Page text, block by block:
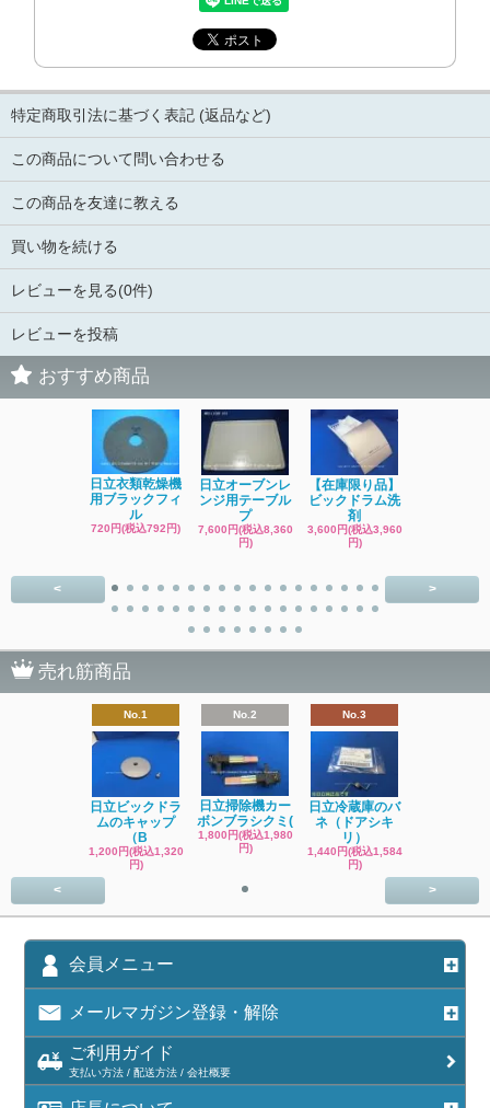
特定商取引法に基づく表記 (返品など)
この商品について問い合わせる
この商品を友達に教える
買い物を続ける
レビューを見る(0件)
レビューを投稿
おすすめ商品
日立衣類乾燥機
用ブラックフィ
ル
720円(税込792円)
日立オーブンレ
ンジ用テーブル
プ
7,600円(税込8,360
円)
【在庫限り品】
ビックドラム洗
剤
3,600円(税込3,960
円)
< >
売れ筋商品
No.1
日立ビックドラ
ムのキャップ
（B
1,200円(税込1,320
円)
No.2
日立掃除機カー
ボンブラシクミ(
1,800円(税込1,980
円)
No.3
日立冷蔵庫のバ
ネ（ドアシキ
リ）
1,440円(税込1,584
円)
< >
会員メニュー
メールマガジン登録・解除
ご利用ガイド
支払い方法 / 配送方法 / 会社概要